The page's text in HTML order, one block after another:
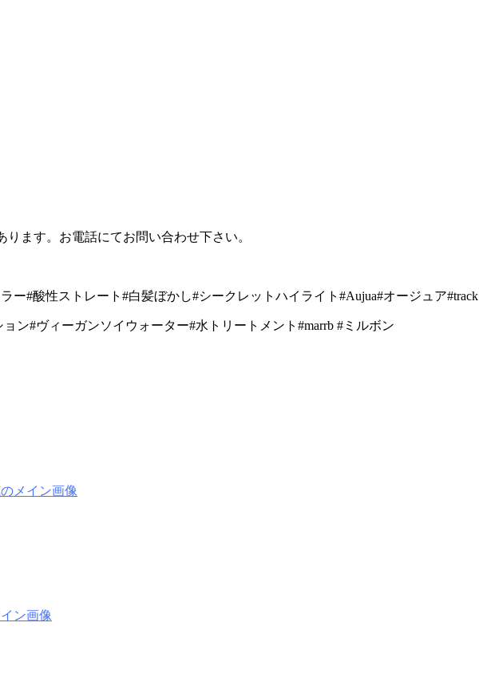
ます。お電話にてお問い合わせ下さい。
ー#酸性ストレート #白髪ぼかし#シークレットハイライト #Aujua#オージュア#track
ョン#ヴィーガンソイウォーター#水トリートメント #marrb # ミルボン